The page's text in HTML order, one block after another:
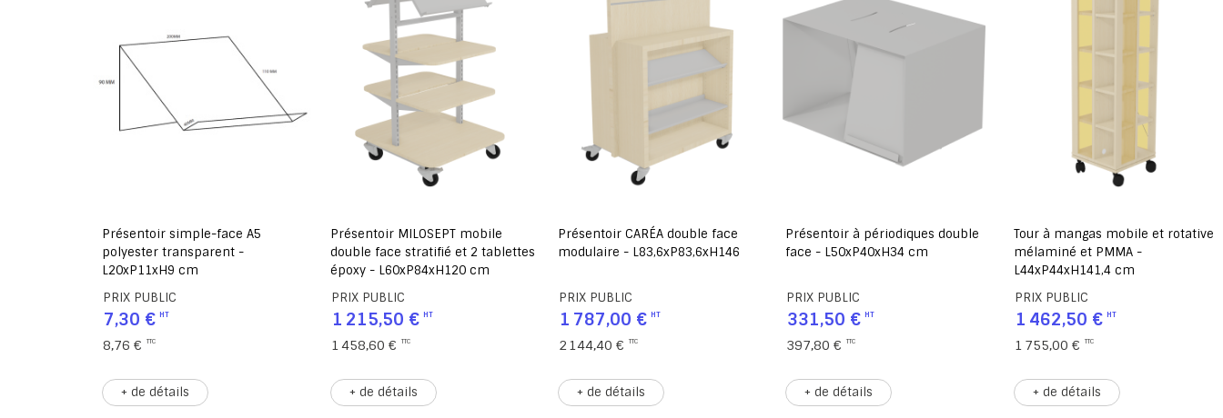
Présentoir simple-face A5
polyester transparent -
L20xP11xH9 cm
PRIX PUBLIC
7,30 €
8,76 €
+ de détails
Présentoir MILOSEPT mobile
double face stratifié et 2 tablettes
époxy - L60xP84xH120 cm
PRIX PUBLIC
1 215,50 €
1 458,60 €
+ de détails
Présentoir CARÉA double face
modulaire - L83,6xP83,6xH146
PRIX PUBLIC
1 787,00 €
2 144,40 €
+ de détails
Présentoir à périodiques double
face - L50xP40xH34 cm
PRIX PUBLIC
331,50 €
397,80 €
+ de détails
Tour à mangas mobile et rotative
mélaminé et PMMA -
L44xP44xH141,4 cm
PRIX PUBLIC
1 462,50 €
1 755,00 €
+ de détails